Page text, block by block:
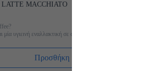
MACCHIATO
υγιεινή εναλλακτική σε σχέση με τον
πχ. ένας κλασσικός στιγμιαίος καφές με
400 θερμίδες ανά 100 ml; Με μόνο 6
θα γίνει ο Slim Coffee Latte Macchiato το
Προσθήκη